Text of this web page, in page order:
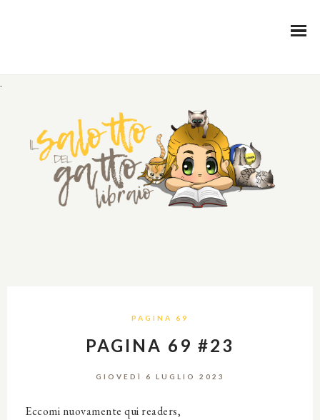
.
PAGINA 69
PAGINA 69 #23
GIOVEDÌ 6 LUGLIO 2023
Eccomi nuovamente qui readers,